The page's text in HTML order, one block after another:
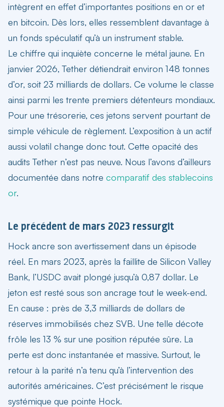
intègrent en effet d’importantes positions en or et
en bitcoin. Dès lors, elles ressemblent davantage à
un fonds spéculatif qu’à un instrument stable.
Le chiffre qui inquiète concerne le métal jaune. En
janvier 2026, Tether détiendrait environ 148 tonnes
d’or, soit 23 milliards de dollars. Ce volume le classe
ainsi parmi les trente premiers détenteurs mondiaux.
Pour une trésorerie, ces jetons servent pourtant de
simple véhicule de règlement. L’exposition à un actif
aussi volatil change donc tout. Cette opacité des
audits Tether n’est pas neuve. Nous l’avons d’ailleurs
documentée dans notre comparatif des stablecoins
or.
Le précédent de mars 2023 ressurgit
Hock ancre son avertissement dans un épisode
réel. En mars 2023, après la faillite de Silicon Valley
Bank, l’USDC avait plongé jusqu’à 0,87 dollar. Le
jeton est resté sous son ancrage tout le week-end.
En cause : près de 3,3 milliards de dollars de
réserves immobilisés chez SVB. Une telle décote
frôle les 13 % sur une position réputée sûre. La
perte est donc instantanée et massive. Surtout, le
retour à la parité n’a tenu qu’à l’intervention des
autorités américaines. C’est précisément le risque
systémique que pointe Hock.